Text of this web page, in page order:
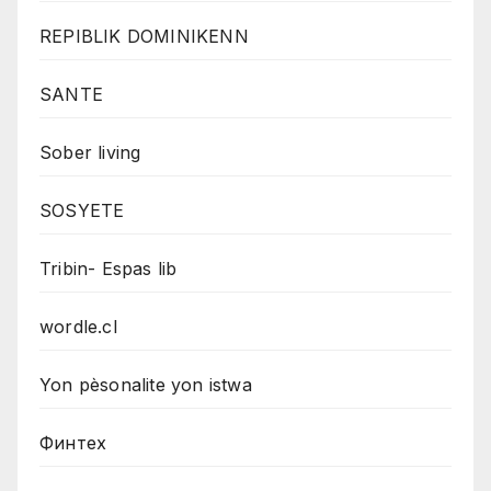
REPIBLIK DOMINIKENN
SANTE
Sober living
SOSYETE
Tribin- Espas lib
wordle.cl
Yon pèsonalite yon istwa
Финтех